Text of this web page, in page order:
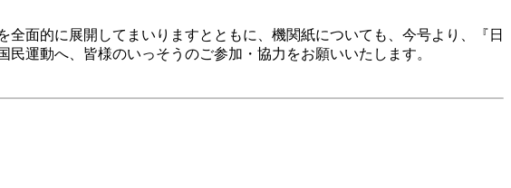
面的に展開してまいりますとともに、機関紙についても、今号より、『日
国民運動へ、皆様のいっそうのご参加・協力をお願いいたします。